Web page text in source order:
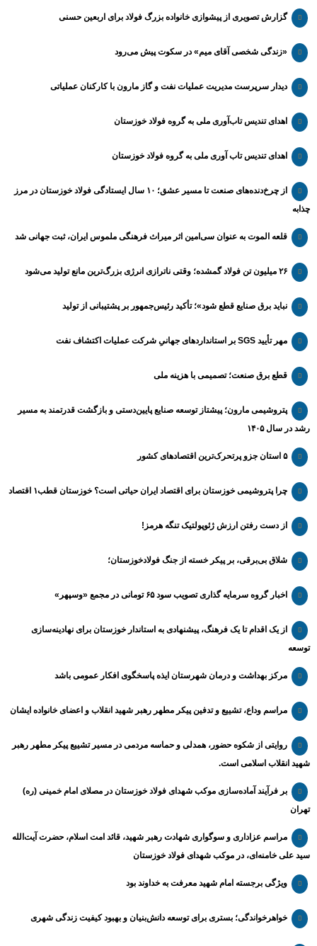
گزارش تصویری از پیشوازی خانواده بزرگ فولاد برای اربعین حسنی
«زندگی شخصی آقای میم» در سکوت پیش می‌رود
دیدار سرپرست مدیریت عملیات نفت و گاز مارون با کارکنان عملیاتی
اهدای تندیس تاب‌آوری ملی به گروه فولاد خوزستان
اهدای تندیس تاب آوری ملی به گروه فولاد خوزستان
از چرخ‌دنده‌های صنعت تا مسیر عشق؛ ۱۰ سال ایستادگی فولاد خوزستان در مرز
چذابه
قلعه الموت به عنوان سی‌امین اثر میراث‌ فرهنگی ملموس ایران، ثبت جهانی شد
۲۶ میلیون تن فولاد گمشده؛ وقتی ناترازی انرژی بزرگ‌ترین مانع تولید می‌شود
نباید برق صنایع قطع شود»؛ تأکید رئیس‌جمهور بر پشتیبانی از تولید
مهر تأیید SGS بر استانداردهای جهانیِ شرکت عملیات اکتشاف نفت
قطع برق صنعت؛ تصمیمی با هزینه ملی
پتروشیمی مارون؛ پیشتاز توسعه صنایع پایین‌دستی و بازگشت قدرتمند به مسیر
رشد در سال ۱۴۰۵
۵ استان جزو پرتحرک‌ترین اقتصاد‌های کشور
چرا پتروشیمی خوزستان برای اقتصاد ایران حیاتی است؟ خوزستان قطب۱ اقتصاد
از دست رفتن ارزش ژئوپولتیک تنگه هرمز!
شلاق‌ بی‌برقی، بر پیکر خسته‌ از جنگ فولادخوزستان؛
اخبار گروه سرمایه گذاری تصویب سود ۶۵ تومانی در مجمع «وسپهر»
از یک اقدام تا یک فرهنگ، پیشنهادی به استاندار خوزستان برای نهادینه‌سازی
توسعه
مرکز بهداشت و درمان شهرستان ایذه پاسخگوی افکار عمومی باشد
مراسم وداع، تشییع و تدفین پیکر مطهر رهبر شهید انقلاب و اعضای خانواده ایشان
روایتی از شکوه حضور، همدلی و حماسه مردمی در مسیر تشییع پیکر مطهر رهبر
شهید انقلاب اسلامی است.
بر فرآیند آماده‌سازی موکب شهدای فولاد خوزستان در مصلای امام خمینی (ره)
تهران
مراسم عزاداری و سوگواری شهادت رهبر شهید، قائد امت اسلام، حضرت آیت‌الله
سید علی خامنه‌ای، در موکب شهدای فولاد خوزستان
ویژگی برجسته امام شهید معرفت به خداوند بود
خواهرخواندگی؛ بستری برای توسعه دانش‌بنیان و بهبود کیفیت زندگی شهری